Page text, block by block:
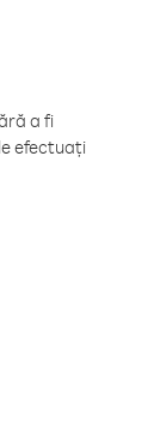
a fi
efectuați